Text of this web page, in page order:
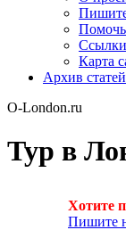
Ссылки
Карта
Архив статей
O-London.ru
Тур в
Хотите
Пишите